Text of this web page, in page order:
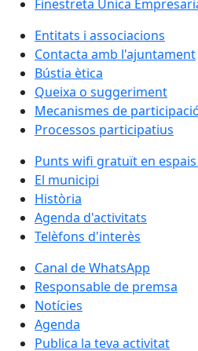
Finestreta Única
Entitats i associacions
Contacta amb l'ajuntament
Bústia ètica
Queixa o suggeriment
Mecanismes de
Processos participatius
Punts wifi gratuït en
El municipi
Història
Agenda d'activitats
Telèfons d'interès
Canal de WhatsApp
Responsable de premsa
Notícies
Agenda
Publica la teva activitat